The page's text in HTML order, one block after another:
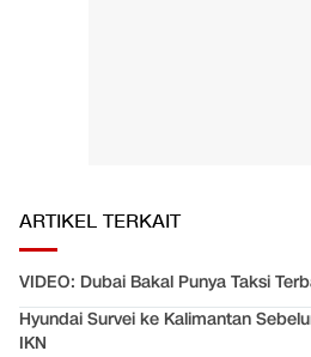
ARTIKEL TERKAIT
VIDEO: Dubai Bakal Punya Taksi
Hyundai Survei ke Kalimantan
IKN